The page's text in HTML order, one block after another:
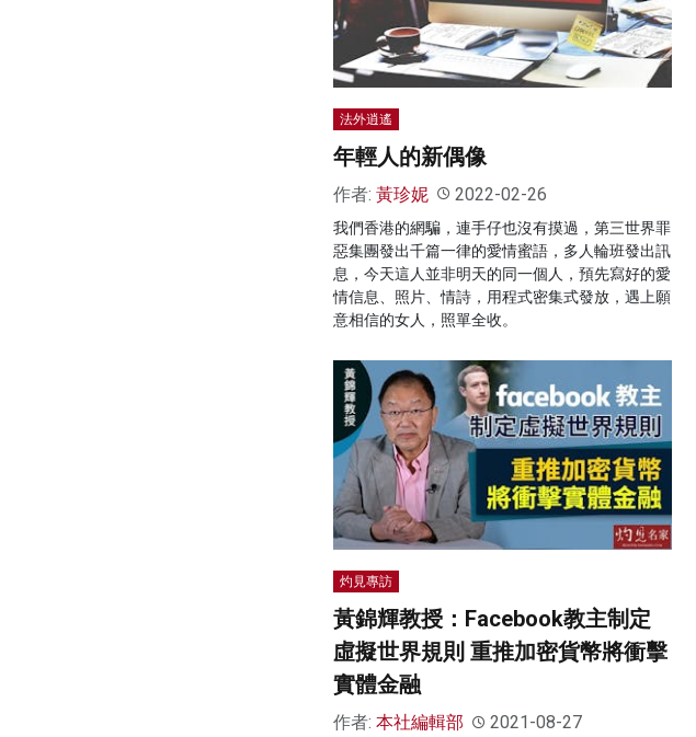
法外逍遙
年輕人的新偶像
作者: 黃珍妮 2022-02-26
我們香港的網騙，連手仔也沒有摸過，第三世界罪
惡集團發出千篇一律的愛情蜜語，多人輪班發出訊
息，今天這人並非明天的同一個人，預先寫好的愛
情信息、照片、情詩，用程式密集式發放，遇上願
意相信的女人，照單全收。
灼見專訪
黃錦輝教授：Facebook教主制定
虛擬世界規則 重推加密貨幣將衝擊
實體金融
作者: 本社編輯部 2021-08-27